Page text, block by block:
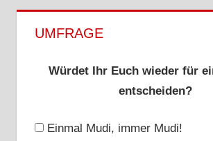
UMFRAGE
Würdet Ihr Euch wieder für
entscheiden?
Einmal Mudi, immer Mudi!